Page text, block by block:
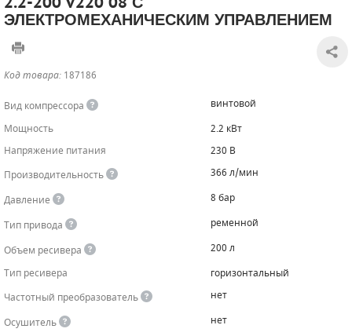
ЭЛЕКТРОМЕХАНИЧЕСКИМ УПРАВЛЕНИЕМ
Код товара: 187186
Вид компрессора
винтовой
Мощность
2.2 кВт
Напряжение питания
230 В
Производительность
366 л/мин
Давление
8 бар
Тип привода
ременной
Объем ресивера
200 л
Тип ресивера
горизонтальный
Частотный преобразователь
нет
Осушитель
нет
КОНТЕЙНЕРЫ ДЛЯ ОБОРУДОВАНИЯ
ДИЗЕЛЬНЫЕ МОТОПОМПЫ
ЛЕНТОЧНОПИЛЬНЫЕ СТАНКИ
ВПУСКНЫЕ КЛАПАНЫ
ОБРАТНЫЕ КЛАПАНЫ
КЛАПАНЫ МИНИМАЛЬНОГО ДАВЛЕНИЯ
РЕЛЕ ДАВЛЕНИЯ ДЛЯ ДЛЯ КОМПРЕССОРОВ
РУКАВА ВЫСОКОГО ДАВЛЕНИЯ (РВД)